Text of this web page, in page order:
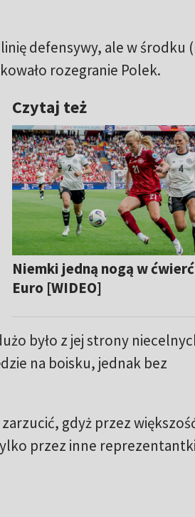
defensywy, ale w środku
rozegranie Polek.
Czytaj też
Niemki jedną nogą w
Euro [WIDEO]
było z jej strony
na boisku, jednak bez
gdyż przez
przez inne reprezentantki